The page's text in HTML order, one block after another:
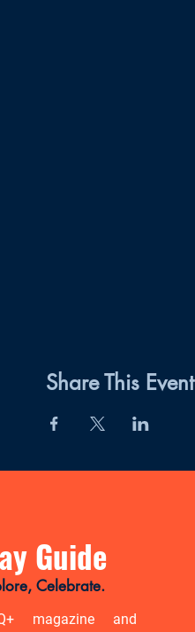
Share This Event
Guide
Celebrate.
magazine and